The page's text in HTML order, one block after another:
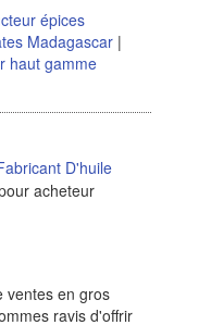
épices
Madagascar |
haut gamme
D'huile
acheteur
ventes en gros
ravis d'offrir